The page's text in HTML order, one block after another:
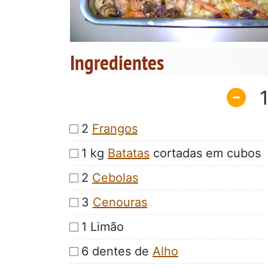
Ingredientes
2 Frangos
1 kg Batatas cortadas em cubos
2 Cebolas
3 Cenouras
1 Limão
6 dentes de Alho